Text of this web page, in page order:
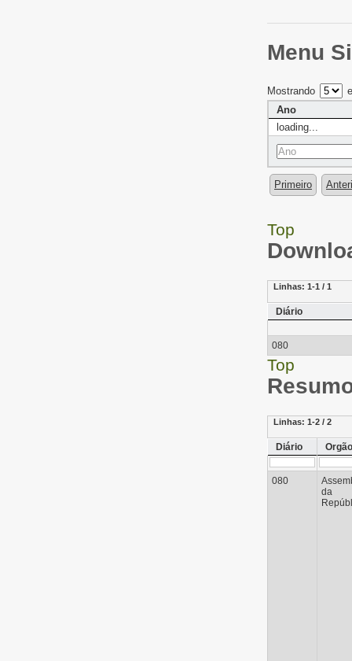
Menu
Mostrando
Ano
loading...
Primeiro
Top
Linhas: 1-1 / 1
Diário
080
Top
Linhas: 1-2 / 2
Diário Orgão
080
da